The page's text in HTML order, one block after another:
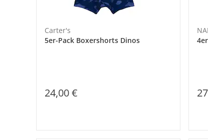
Carter's
5er-Pack Boxershorts Dinos
24,00 €